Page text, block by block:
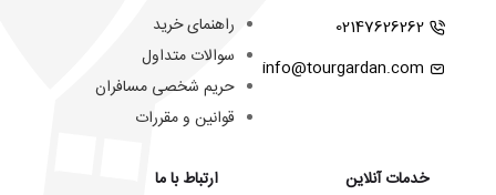
02147626262
info@tourgardan.com
خدمات آنلاین
راهنمای خرید
سوالات متداول
حریم شخصی مسافران
قوانین و مقررات
ارتباط با ما